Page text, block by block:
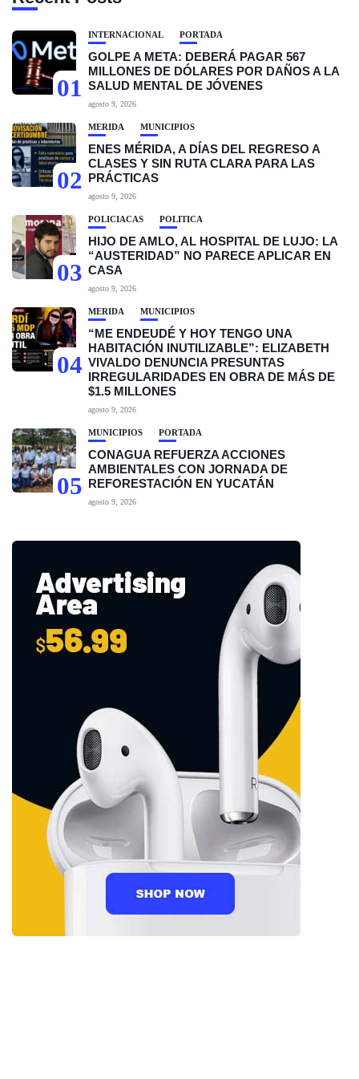
01
INTERNACIONAL PORTADA
GOLPE A META: DEBERÁ PAGAR 567
MILLONES DE DÓLARES POR DAÑOS A LA
SALUD MENTAL DE JÓVENES
agosto 9, 2026
02
MÉRIDA MUNICIPIOS
ENES MÉRIDA, A DÍAS DEL REGRESO A
CLASES Y SIN RUTA CLARA PARA LAS
PRÁCTICAS
agosto 9, 2026
03
POLICIACAS POLÍTICA
HIJO DE AMLO, AL HOSPITAL DE LUJO: LA
“AUSTERIDAD” NO PARECE APLICAR EN
CASA
agosto 9, 2026
04
MÉRIDA MUNICIPIOS
“ME ENDEUDÉ Y HOY TENGO UNA
HABITACIÓN INUTILIZABLE”: ELIZABETH
VIVALDO DENUNCIA PRESUNTAS
IRREGULARIDADES EN OBRA DE MÁS DE
$1.5 MILLONES
agosto 9, 2026
05
MUNICIPIOS PORTADA
CONAGUA REFUERZA ACCIONES
AMBIENTALES CON JORNADA DE
REFORESTACIÓN EN YUCATÁN
agosto 9, 2026